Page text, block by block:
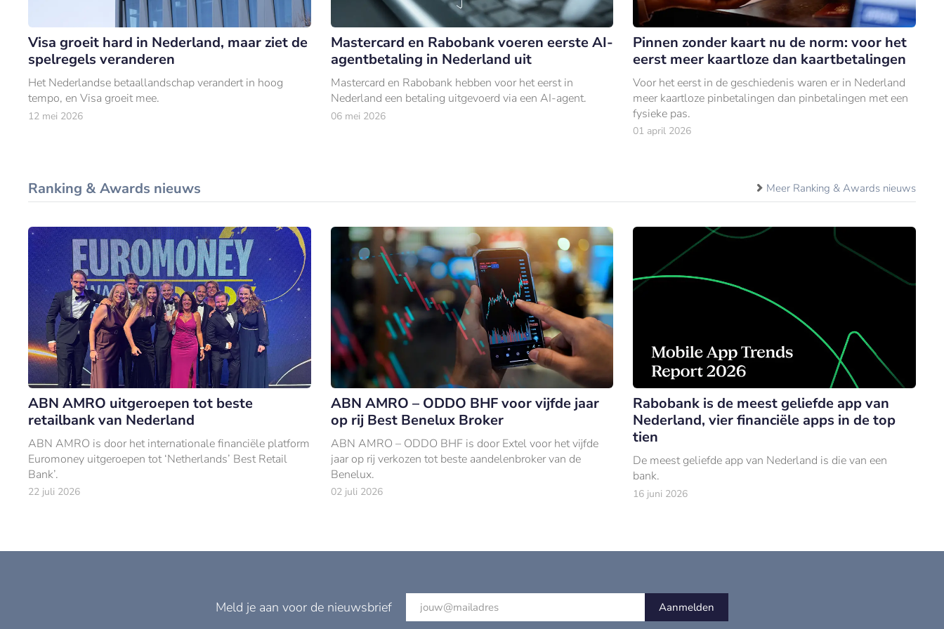
Visa groeit hard in Nederland, maar ziet de
spelregels veranderen
Het Nederlandse betaallandschap verandert in hoog
tempo, en Visa groeit mee.
12 mei 2026
Mastercard en Rabobank voeren eerste AI-
agentbetaling in Nederland uit
Mastercard en Rabobank hebben voor het eerst in
Nederland een betaling uitgevoerd via een AI-agent.
06 mei 2026
Pinnen zonder kaart nu de norm: voor het
eerst meer kaartloze dan kaartbetalingen
Voor het eerst in de geschiedenis waren er in Nederland
meer kaartloze pinbetalingen dan pinbetalingen met een
fysieke pas.
01 april 2026
Ranking & Awards nieuws Meer Ranking & Awards nieuws
ABN AMRO uitgeroepen tot beste
retailbank van Nederland
ABN AMRO is door het internationale financiële platform
Euromoney uitgeroepen tot ‘Netherlands’ Best Retail
Bank’.
22 juli 2026
ABN AMRO – ODDO BHF voor vijfde jaar
op rij Best Benelux Broker
ABN AMRO – ODDO BHF is door Extel voor het vijfde
jaar op rij verkozen tot beste aandelenbroker van de
Benelux.
02 juli 2026
Rabobank is de meest geliefde app van
Nederland, vier financiële apps in de top
tien
De meest geliefde app van Nederland is die van een
bank.
16 juni 2026
Meld je aan voor de nieuwsbrief Aanmelden